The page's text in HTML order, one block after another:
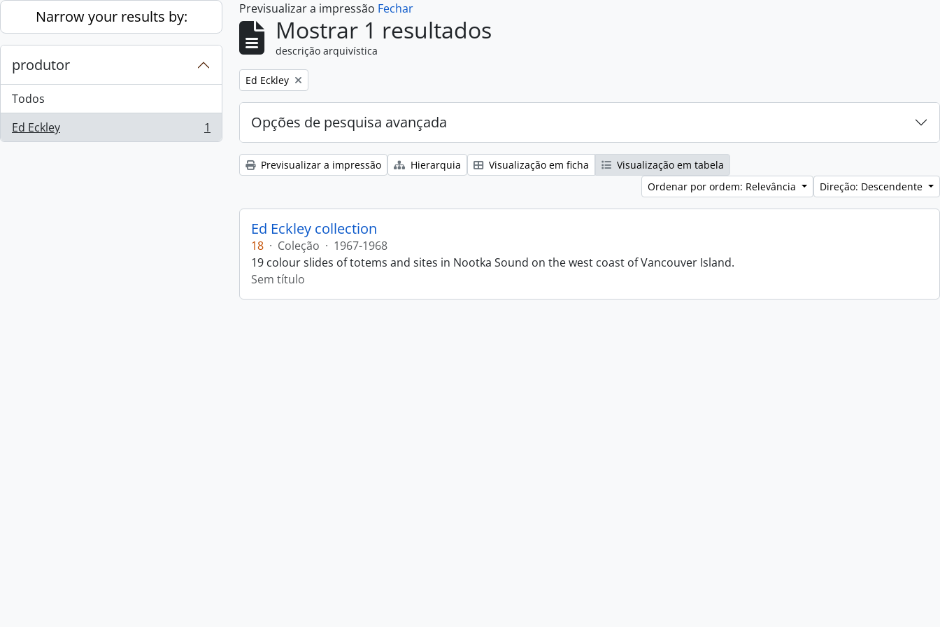
Skip to main content
Narrow your results by:
produtor
Todos
Ed Eckley
, 1 resultados 1
Previsualizar a impressão Fechar
Mostrar 1 resultados
descrição arquivística
Remove filter:
Ed Eckley
Opções de pesquisa avançada
Previsualizar a impressão Hierarquia Visualização em ficha
Visualização em tabela
Ordenar por ordem: Relevância
Direção: Descendente
Ed Eckley collection
18 · Coleção · 1967-1968
19 colour slides of totems and sites in Nootka Sound on the west coast of Vancouver Island.
Sem título